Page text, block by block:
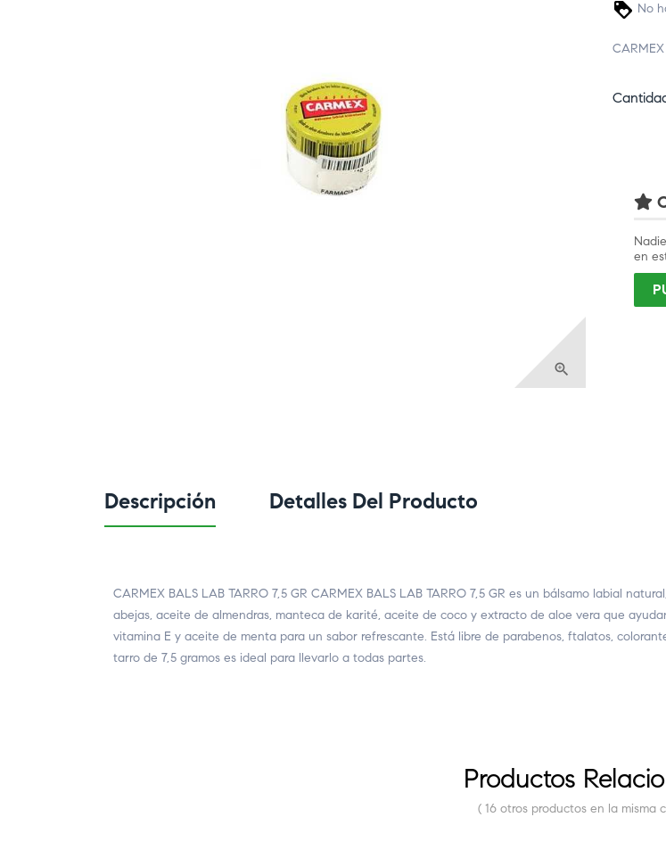

No
en
Descripción Detalles Del Producto
CARMEX BALS LAB TARRO 7,5 GR CARMEX BALS LAB TARRO 7,5 GR es un bálsamo labial
abejas, aceite de almendras, manteca de karité, aceite de coco y extracto de aloe vera que
vitamina E y aceite de menta para un sabor refrescante. Está libre de parabenos, ftalatos,
tarro de 7,5 gramos es ideal para llevarlo a todas partes.
Productos
( 16 otros productos en la misma